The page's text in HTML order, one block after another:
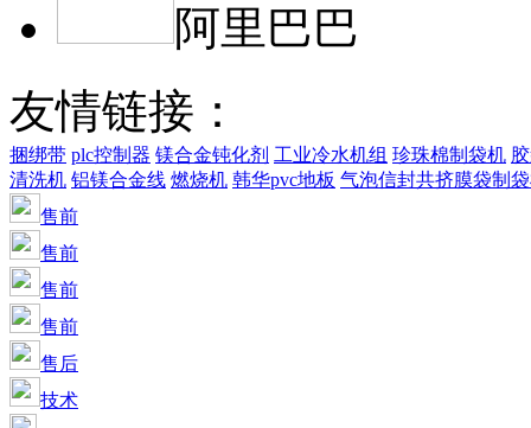
阿里巴巴
友情链接：
捆绑带 plc控制器 镁合金钝化剂 工业冷水机组 珍珠棉制袋机
清洗机 铝镁合金线 燃烧机 韩华pvc地板 气泡信封共挤膜袋制
售前
售前
售前
售前
售后
技术